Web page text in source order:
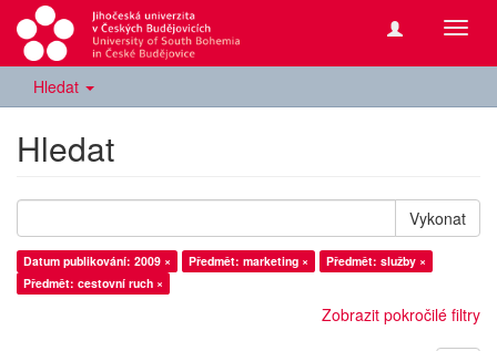
Hledat
Hledat
Vykonat
Datum publikování: 2009 × Předmět: marketing ×
Předmět: služby ×
Předmět: cestovní ruch ×
Zobrazit pokročilé filtry